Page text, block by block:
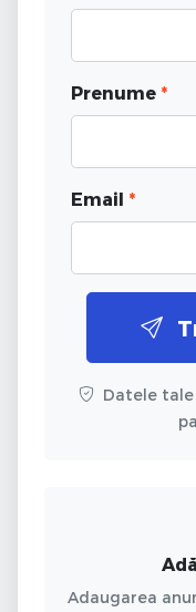
Prenume *
Email *
Datele tale
Adaugarea